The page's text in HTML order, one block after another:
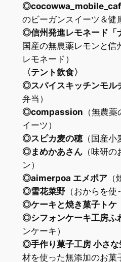
のビーガンスイーツ＆健
◎信州発進レモネード「
国産の無農薬レモンと信
レモネード）
〈テント飲食〉
◎スパイスキッチンモル
弁当）
◎compassion （無農
イーツ）
◎スピカ麦の穂（国産小
◎まめかあさん（味研の
ン）
◎aimerpoa エメポア（
◎雪花菜野（おからを使
◎ケーキと焼き菓子トケ
◎シフォンケーキ工房ふ
ンケーキ）
◎手作り菓子工房 小さな
材を使った無添加のお菓